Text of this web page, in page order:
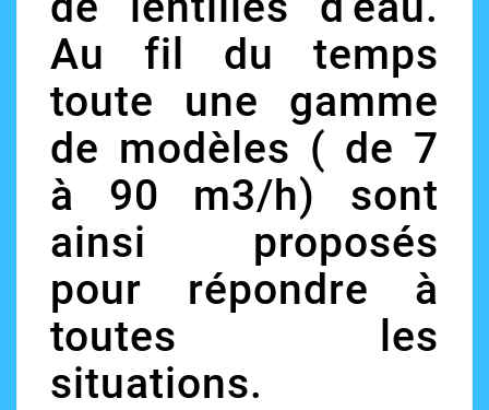
Au fil du temps
toute une gamme
de modèles ( de 7
à 90 m3/h) sont
ainsi proposés
pour répondre à
toutes les
situations.